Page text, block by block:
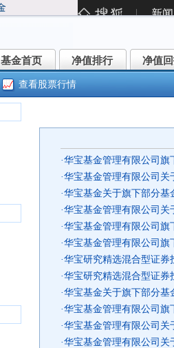
基金首页
基金首页 净值排行
净值排行 净值
净值
查看股票行情
·华宝基金管理有限公司旗
·华宝基金管理有限公司关
·华宝基金关于旗下部分基
·华宝基金管理有限公司关
·华宝基金管理有限公司旗
·华宝基金管理有限公司旗
·华宝研究精选混合型证券
·华宝研究精选混合型证券
·华宝基金关于旗下部分
·华宝基金管理有限公司旗
·华宝基金管理有限公司关
·华宝基金管理有限公司关